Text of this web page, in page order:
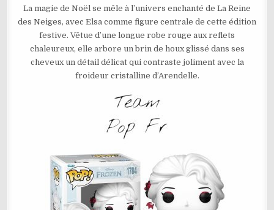
FROZEN
–
ELSA
N°1784
La magie de Noël se mêle à l’univers enchanté de La Reine
des Neiges, avec Elsa comme figure centrale de cette édition
festive. Vêtue d’une longue robe rouge aux reflets
chaleureux, elle arbore un brin de houx glissé dans ses
cheveux un détail délicat qui contraste joliment avec la
froideur cristalline d’Arendelle.